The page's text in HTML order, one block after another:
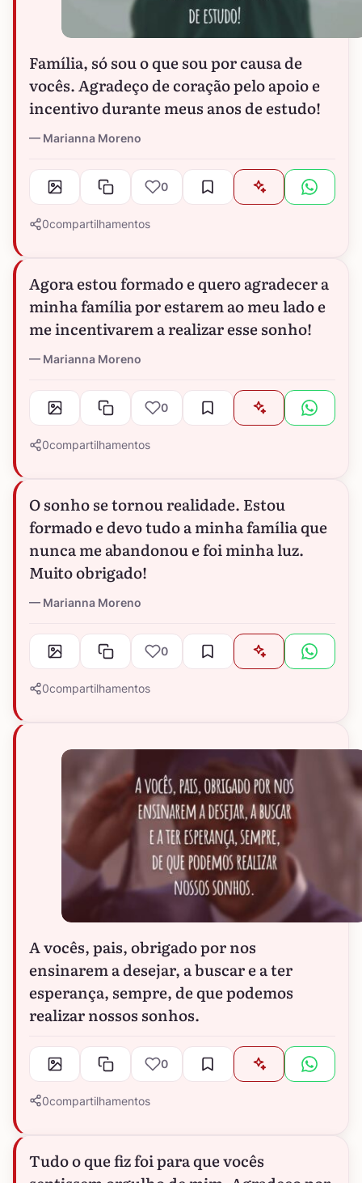
Família, só sou o que sou por causa de
vocês. Agradeço de coração pelo apoio e
incentivo durante meus anos de estudo!
Marianna Moreno
0
0compartilhamentos
Agora estou formado e quero agradecer a
minha família por estarem ao meu lado e
me incentivarem a realizar esse sonho!
Marianna Moreno
0
0compartilhamentos
O sonho se tornou realidade. Estou
formado e devo tudo a minha família que
nunca me abandonou e foi minha luz.
Muito obrigado!
Marianna Moreno
0
0compartilhamentos
A vocês, pais, obrigado por nos
ensinarem a desejar, a buscar e a ter
esperança, sempre, de que podemos
realizar nossos sonhos.
0
0compartilhamentos
Tudo o que fiz foi para que vocês